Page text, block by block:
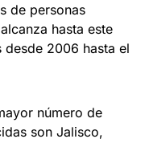
de personas
hasta este
2006 hasta el
número de
son Jalisco,